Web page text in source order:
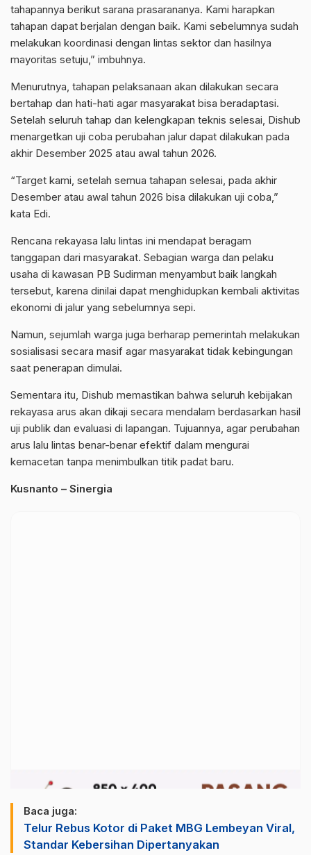
tahapannya berikut sarana prasarananya. Kami harapkan
tahapan dapat berjalan dengan baik. Kami sebelumnya sudah
melakukan koordinasi dengan lintas sektor dan hasilnya
mayoritas setuju,” imbuhnya.
Menurutnya, tahapan pelaksanaan akan dilakukan secara
bertahap dan hati-hati agar masyarakat bisa beradaptasi.
Setelah seluruh tahap dan kelengkapan teknis selesai, Dishub
menargetkan uji coba perubahan jalur dapat dilakukan pada
akhir Desember 2025 atau awal tahun 2026.
“Target kami, setelah semua tahapan selesai, pada akhir
Desember atau awal tahun 2026 bisa dilakukan uji coba,”
kata Edi.
Rencana rekayasa lalu lintas ini mendapat beragam
tanggapan dari masyarakat. Sebagian warga dan pelaku
usaha di kawasan PB Sudirman menyambut baik langkah
tersebut, karena dinilai dapat menghidupkan kembali aktivitas
ekonomi di jalur yang sebelumnya sepi.
Namun, sejumlah warga juga berharap pemerintah melakukan
sosialisasi secara masif agar masyarakat tidak kebingungan
saat penerapan dimulai.
Sementara itu, Dishub memastikan bahwa seluruh kebijakan
rekayasa arus akan dikaji secara mendalam berdasarkan hasil
uji publik dan evaluasi di lapangan. Tujuannya, agar perubahan
arus lalu lintas benar-benar efektif dalam mengurai
kemacetan tanpa menimbulkan titik padat baru.
Kusnanto – Sinergia
Baca juga:
Telur Rebus Kotor di Paket MBG Lembeyan Viral,
Standar Kebersihan Dipertanyakan